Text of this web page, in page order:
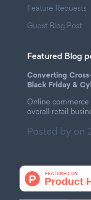
Feature Requests
Guest Blog Post
Featured Blog
Converting
Black Friday &
Online commerce
overall retail
Posted by on